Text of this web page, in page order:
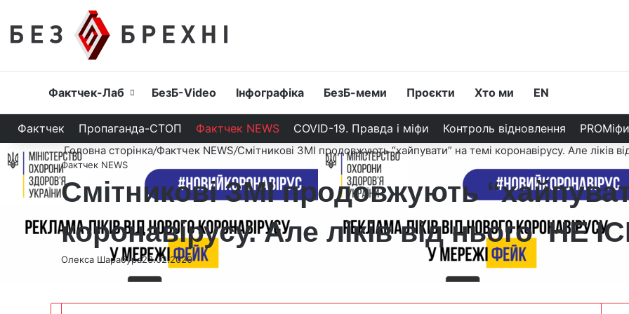
Головна
Фактчек-Лаб БезБ-Video Інфографіка БезБ-меми Проєкти Хто ми EN
Фактчек Пропаганда-СТОП Фактчек NEWS COVID-19. Правда і міфи Контроль відновлення PROМіфи
Головна сторінка/Фактчек NEWS/Смітникові ЗМІ продовжують “хайпувати” на темі коронавірусу. Але ліків
Фактчек NEWS
Смітникові ЗМІ продовжують
коронавірусу. Але ліків від нього НЕ
Олекса Шарабура23.02.2020